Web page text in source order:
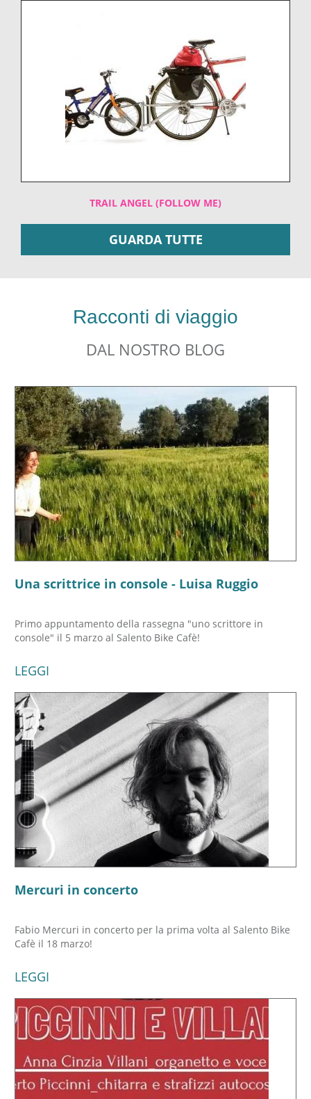
TRAIL ANGEL (FOLLOW ME)
GUARDA TUTTE
Racconti di viaggio
DAL NOSTRO BLOG
Una scrittrice in console - Luisa Ruggio
Primo appuntamento della rassegna "uno scrittore in
console" il 5 marzo al Salento Bike Cafè!
LEGGI
Mercuri in concerto
Fabio Mercuri in concerto per la prima volta al Salento Bike
Cafè il 18 marzo!
LEGGI